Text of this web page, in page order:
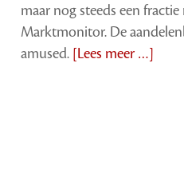
maar nog steeds een
Marktmonitor. De
amused. [Lees meer …]